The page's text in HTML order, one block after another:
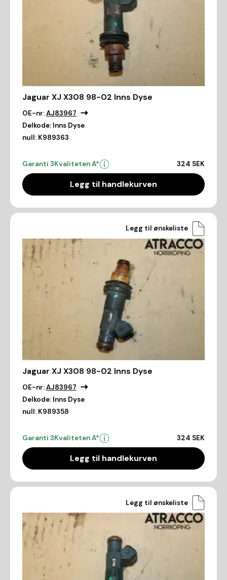
Jaguar XJ X308 98-02 Inns Dyse
OE-nr:AJ83967
Delkode: Inns Dyse
null: K989363
Garanti 3Kvaliteten A* 324 SEK
Legg til handlekurven
Legg til ønskeliste
Jaguar XJ X308 98-02 Inns Dyse
OE-nr:AJ83967
Delkode: Inns Dyse
null: K989358
Garanti 3Kvaliteten A* 324 SEK
Legg til handlekurven
Legg til ønskeliste